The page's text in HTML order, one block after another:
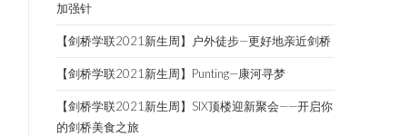
加强针
【剑桥学联2021新生周】户外徒步—更好地亲近剑桥
【剑桥学联2021新生周】Punting—康河寻梦
【剑桥学联2021新生周】SIX顶楼迎新聚会——开启你
的剑桥美食之旅